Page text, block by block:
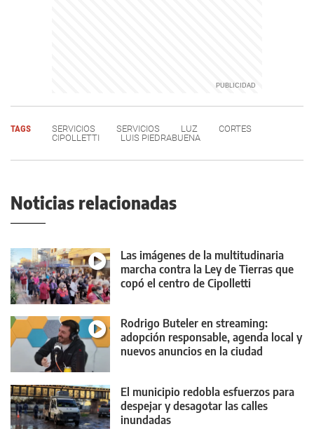
TAGS SERVICIOS SERVICIOS LUZ
CORTES
CIPOLLETTI
LUIS PIEDRABUENA
Noticias relacionadas
Las imágenes de la multitudinaria
marcha contra la Ley de Tierras que
copó el centro de Cipolletti
Rodrigo Buteler en streaming:
adopción responsable, agenda local y
nuevos anuncios en la ciudad
El municipio redobla esfuerzos para
despejar y desagotar las calles
inundadas